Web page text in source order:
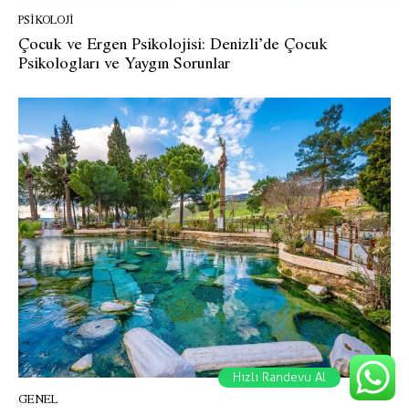
PSIKOLOJI
Çocuk ve Ergen Psikolojisi: Denizli’de Çocuk
Psikologları ve Yaygın Sorunlar
GENEL
Hızlı Randevu Al